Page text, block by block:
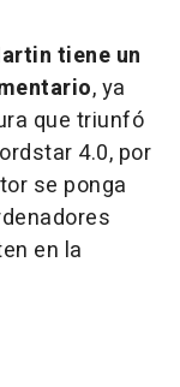
tiene un
, ya
que triunfó
4.0, por
se ponga
en la